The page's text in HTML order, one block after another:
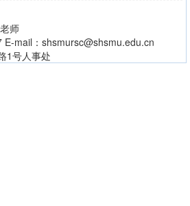
师
mail：shsmursc@shsmu.edu.cn
1号人事处